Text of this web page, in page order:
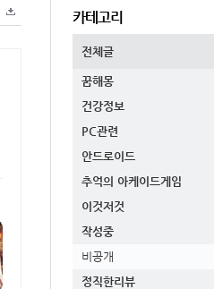
카테고리
전체글
꿈해몽
건강정보
PC관련
안드로이드
추억의 아케이드게임
이것저것
작성중
비공개
정직한리뷰